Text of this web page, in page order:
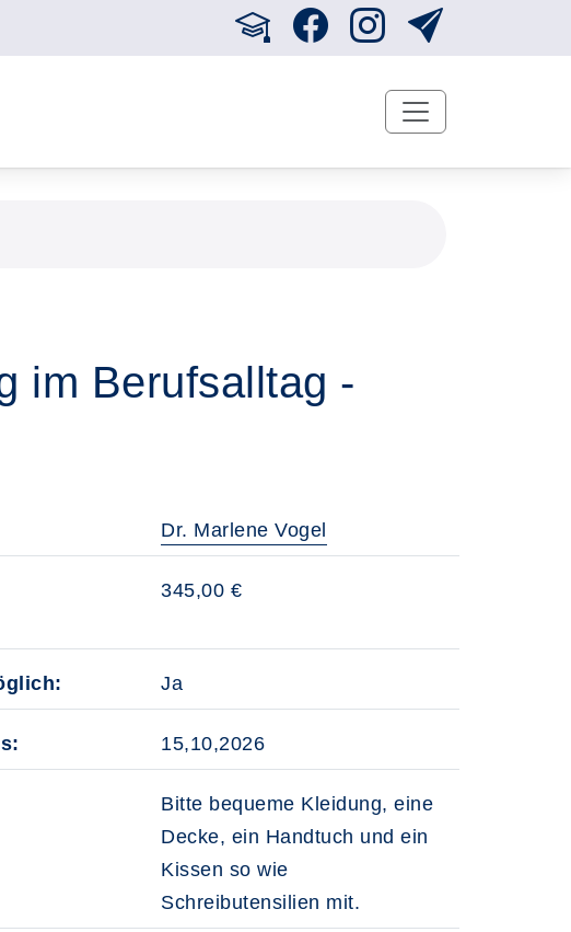
im Berufsalltag -
Dr. Marlene Vogel
345,00 €
Ja
15,10,2026
Bitte bequeme Kleidung, eine
Decke, ein Handtuch und ein
Kissen so wie
Schreibutensilien mit.